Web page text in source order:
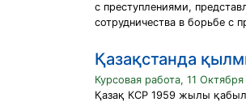
с преступлениями,
сотрудничества в борьбе с
Қазақстанда
Курсовая работа, 11 Октября
Қазақ КСР 1959 жылы